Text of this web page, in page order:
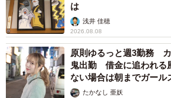
は
浅井 佳穂
2026.08.08
原則ゆるっと週3勤務
鬼出勤 借金に追われる
ない場合は朝までガール
ストに取材】
たかなし 亜妖